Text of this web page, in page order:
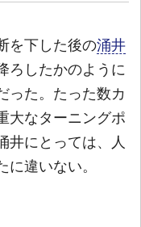
を下した後の涌井
ろしたかのように
った。たった数カ
大なターニングポ
井にとっては、人
違いない。